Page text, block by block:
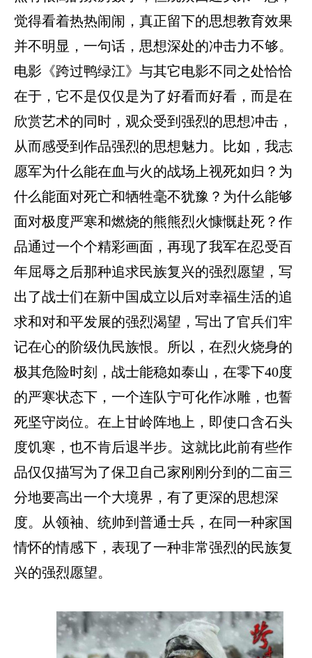
觉得看着热热闹闹，真正留下的思想教育效果
并不明显，一句话，思想深处的冲击力不够。
电影《跨过鸭绿江》与其它电影不同之处恰恰
在于，它不是仅仅是为了好看而好看，而是在
欣赏艺术的同时，观众受到强烈的思想冲击，
从而感受到作品强烈的思想魅力。比如，我志
愿军为什么能在血与火的战场上视死如归？为
什么能面对死亡和牺牲毫不犹豫？为什么能够
面对极度严寒和燃烧的熊熊烈火慷慨赴死？作
品通过一个个精彩画面，再现了我军在忍受百
年屈辱之后那种追求民族复兴的强烈愿望，写
出了战士们在新中国成立以后对幸福生活的追
求和对和平发展的强烈渴望，写出了官兵们牢
记在心的阶级仇民族恨。所以，在烈火烧身的
极其危险时刻，战士能稳如泰山，在零下40度
的严寒状态下，一个连队宁可化作冰雕，也誓
死坚守岗位。在上甘岭阵地上，即使口含石头
度饥寒，也不肯后退半步。这就比此前有些作
品仅仅描写为了保卫自己家刚刚分到的二亩三
分地要高出一个大境界，有了更深的思想深
度。从领袖、统帅到普通士兵，在同一种家国
情怀的情感下，表现了一种非常强烈的民族复
兴的强烈愿望。